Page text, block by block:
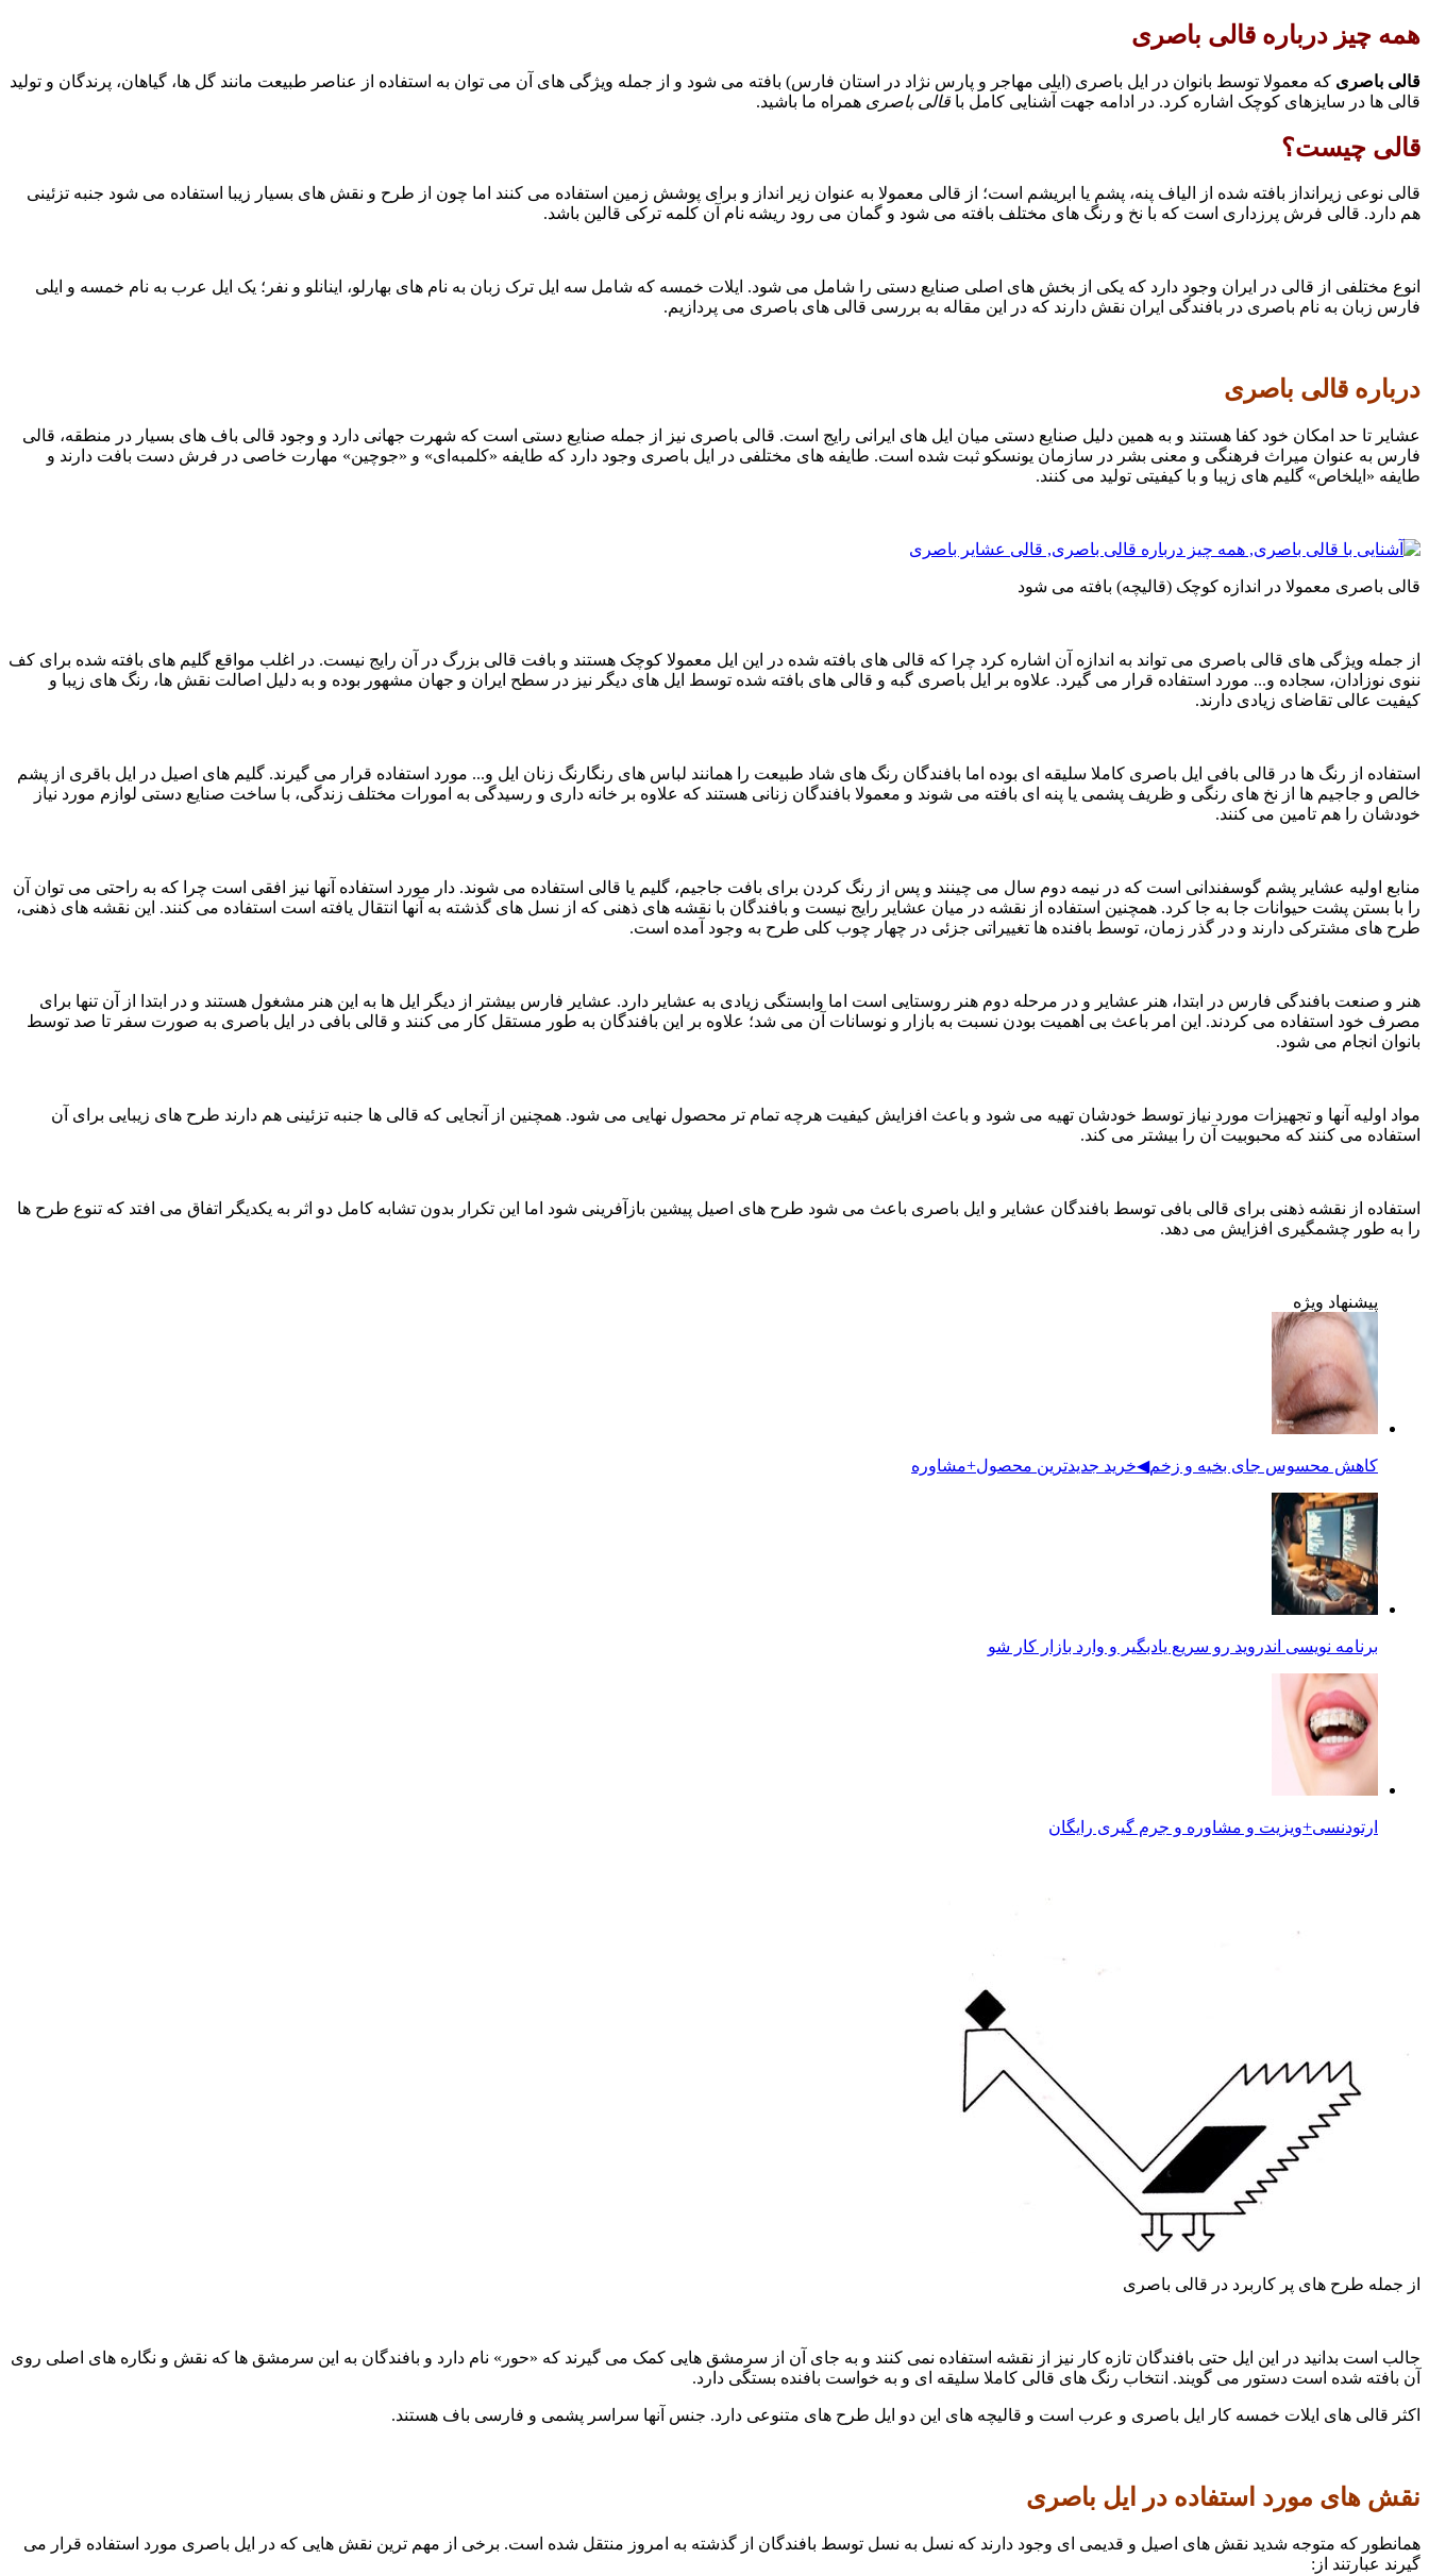
همه چیز درباره قالی باصری
قالی باصری که معمولا توسط بانوان در ایل باصری (ایلی مهاجر و پارس نژاد در استان فارس) بافته می شود و از جمله ویژگی های آن می توان به استفاده از عناصر طبیعت مانند گل ها، گیاهان، پرندگان و تولید
قالی ها در سایزهای کوچک اشاره کرد. در ادامه جهت آشنایی کامل با قالی باصری همراه ما باشید.
قالی چیست؟
قالی نوعی زیرانداز بافته شده از الیاف پنه، پشم یا ابریشم است؛ از قالی معمولا به عنوان زیر انداز و برای پوشش زمین استفاده می کنند اما چون از طرح و نقش های بسیار زیبا استفاده می شود جنبه تزئینی
هم دارد. قالی فرش پرزداری است که با نخ و رنگ های مختلف بافته می شود و گمان می رود ریشه نام آن کلمه ترکی قالین باشد.
انوع مختلفی از قالی در ایران وجود دارد که یکی از بخش های اصلی صنایع دستی را شامل می شود. ایلات خمسه که شامل سه ایل ترک زبان به نام های بهارلو، اینانلو و نفر؛ یک ایل عرب به نام خمسه و ایلی
فارس زبان به نام باصری در بافندگی ایران نقش دارند که در این مقاله به بررسی قالی های باصری می پردازیم.
درباره قالی باصری
عشایر تا حد امکان خود کفا هستند و به همین دلیل صنایع دستی میان ایل های ایرانی رایج است. قالی باصری نیز از جمله صنایع دستی است که شهرت جهانی دارد و وجود قالی باف های بسیار در منطقه، قالی
فارس به عنوان میراث فرهنگی و معنی بشر در سازمان یونسکو ثبت شده است. طایفه های مختلفی در ایل باصری وجود دارد که طایفه «کلمبه‌ای» و «جوچین» مهارت خاصی در فرش دست بافت دارند و
طایفه «ایلخاص» گلیم های زیبا و با کیفیتی تولید می کنند.
قالی باصری معمولا در اندازه کوچک (قالیچه) بافته می شود
از جمله ویژگی های قالی باصری می تواند به اندازه آن اشاره کرد چرا که قالی های بافته شده در این ایل معمولا کوچک هستند و بافت قالی بزرگ در آن رایج نیست. در اغلب مواقع گلیم های بافته شده برای کف
ننوی نوزادان، سجاده و... مورد استفاده قرار می گیرد. علاوه بر ایل باصری گبه و قالی های بافته شده توسط ایل های دیگر نیز در سطح ایران و جهان مشهور بوده و به دلیل اصالت نقش ها، رنگ های زیبا و
کیفیت عالی تقاضای زیادی دارند.
استفاده از رنگ ها در قالی بافی ایل باصری کاملا سلیقه ای بوده اما بافندگان رنگ های شاد طبیعت را همانند لباس های رنگارنگ زنان ایل و... مورد استفاده قرار می گیرند. گلیم های اصیل در ایل باقری از پشم
خالص و جاجیم ها از نخ های رنگی و ظریف پشمی یا پنه ای بافته می شوند و معمولا بافندگان زنانی هستند که علاوه بر خانه داری و رسیدگی به امورات مختلف زندگی، با ساخت صنایع دستی لوازم مورد نیاز
خودشان را هم تامین می کنند.
منابع اولیه عشایر پشم گوسفندانی است که در نیمه دوم سال می چینند و پس از رنگ کردن برای بافت جاجیم، گلیم یا قالی استفاده می شوند. دار مورد استفاده آنها نیز افقی است چرا که به راحتی می توان آن
را با بستن پشت حیوانات جا به جا کرد. همچنین استفاده از نقشه در میان عشایر رایج نیست و بافندگان با نقشه های ذهنی که از نسل های گذشته به آنها انتقال یافته است استفاده می کنند. این نقشه های ذهنی،
طرح های مشترکی دارند و در گذر زمان، توسط بافنده ها تغییراتی جزئی در چهار چوب کلی طرح به وجود آمده است.
هنر و صنعت بافندگی فارس در ابتدا، هنر عشایر و در مرحله دوم هنر روستایی است اما وابستگی زیادی به عشایر دارد. عشایر فارس بیشتر از دیگر ایل ها به این هنر مشغول هستند و در ابتدا از آن تنها برای
مصرف خود استفاده می کردند. این امر باعث بی اهمیت بودن نسبت به بازار و نوسانات آن می شد؛ علاوه بر این بافندگان به طور مستقل کار می کنند و قالی بافی در ایل باصری به صورت سفر تا صد توسط
بانوان انجام می شود.
مواد اولیه آنها و تجهیزات مورد نیاز توسط خودشان تهیه می شود و باعث افزایش کیفیت هرچه تمام تر محصول نهایی می شود. همچنین از آنجایی که قالی ها جنبه تزئینی هم دارند طرح های زیبایی برای آن
استفاده می کنند که محبوبیت آن را بیشتر می کند.
استفاده از نقشه ذهنی برای قالی بافی توسط بافندگان عشایر و ایل باصری باعث می شود طرح های اصیل پیشین بازآفرینی شود اما این تکرار بدون تشابه کامل دو اثر به یکدیگر اتفاق می افتد که تنوع طرح ها
را به طور چشمگیری افزایش می دهد.
پیشنهاد ویژه
کاهش محسوس جای بخیه و زخم◀خرید جدیدترین محصول+مشاوره
برنامه نویسی اندروید رو سریع یادبگیر و وارد بازار کار شو
ارتودنسی+ویزیت و مشاوره و جرم گیری رایگان
از جمله طرح های پر کاربرد در قالی باصری
جالب است بدانید در این ایل حتی بافندگان تازه کار نیز از نقشه استفاده نمی کنند و به جای آن از سرمشق هایی کمک می گیرند که «حور» نام دارد و بافندگان به این سرمشق ها که نقش و نگاره های اصلی روی
آن بافته شده است دستور می گویند. انتخاب رنگ های قالی کاملا سلیقه ای و به خواست بافنده بستگی دارد.
اکثر قالی های ایلات خمسه کار ایل باصری و عرب است و قالیچه های این دو ایل طرح های متنوعی دارد. جنس آنها سراسر پشمی و فارسی باف هستند.
نقش های مورد استفاده در ایل باصری
همانطور که متوجه شدید نقش های اصیل و قدیمی ای وجود دارند که نسل به نسل توسط بافندگان از گذشته به امروز منتقل شده است. برخی از مهم ترین نقش هایی که در ایل باصری مورد استفاده قرار می
گیرند عبارتند از: